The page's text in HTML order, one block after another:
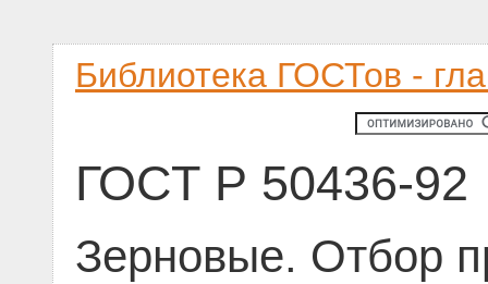
Библиотека ГОСТов -
ГОСТ Р 50436-92
Зерновые. Отбор